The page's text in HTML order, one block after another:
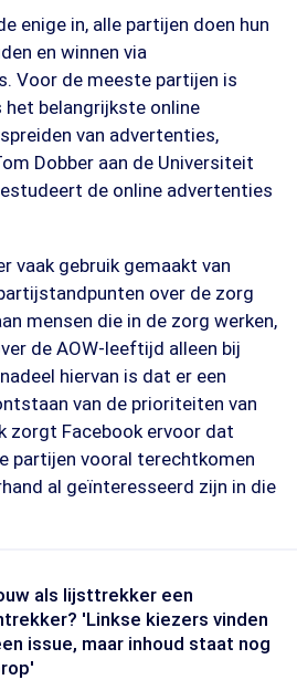
enige in, alle partijen doen hun
en winnen via
Voor de meeste partijen is
het belangrijkste online
van advertenties,
Dobber aan de Universiteit
de online advertenties
vaak gebruik gemaakt van
over de zorg
mensen die in de zorg werken,
de AOW-leeftijd alleen bij
hiervan is dat er een
van de prioriteiten van
zorgt Facebook ervoor dat
partijen vooral terechtkomen
al geïnteresseerd zijn in die
als lijsttrekker een
'Linkse kiezers vinden
issue, maar inhoud staat nog